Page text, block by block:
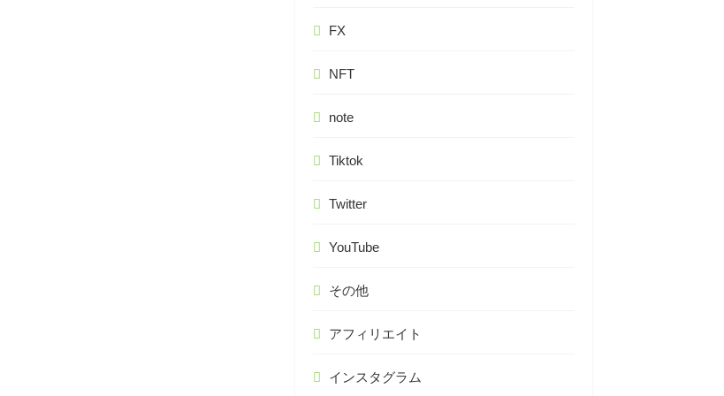
FX
NFT
note
Tiktok
Twitter
YouTube
その他
アフィリエイト
インスタグラム